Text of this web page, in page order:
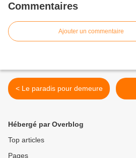
Commentaires
Ajouter un commentaire
< Le paradis pour demeure
Hébergé par Overblog
Top articles
Pages